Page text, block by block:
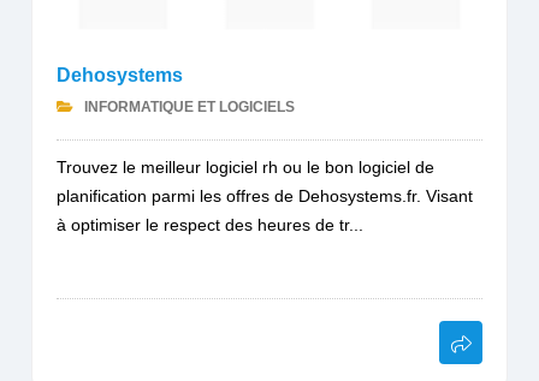
Dehosystems
INFORMATIQUE ET LOGICIELS
Trouvez le meilleur logiciel rh ou le bon logiciel de
planification parmi les offres de Dehosystems.fr. Visant
à optimiser le respect des heures de tr...